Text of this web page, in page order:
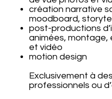
création narrative
moodboard,
post-productions
animées,
et vidéo
motion design
Exclusivement à
professionnels ou